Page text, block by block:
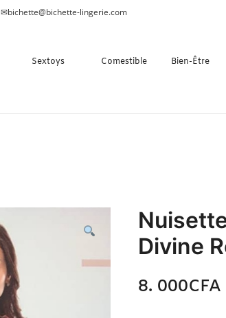
✉bichette@bichette-lingerie.com
Sextoys Comestible Bien-Être
Divine
8. 000CFA